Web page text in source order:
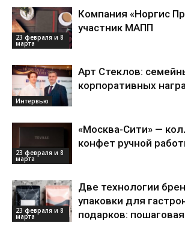
23 февраля и 8
марта
Компания «Норгис
участник МАПП
Интервью
Арт Стеклов:
корпоративных
23 февраля и 8
марта
«Москва-Сити» —
конфет ручной
23 февраля и 8
марта
Две технологии
упаковки для
подарков: